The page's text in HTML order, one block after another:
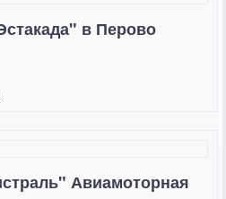
в Перово
Авиамоторная